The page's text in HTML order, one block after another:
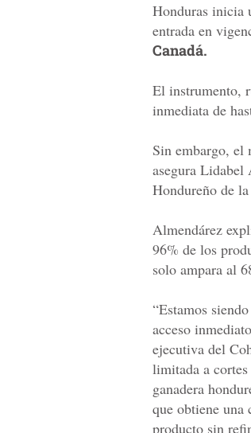
Honduras inicia
entrada en
Canadá.
El instrumento,
inmediata de
Sin embargo, el
asegura Lidabel
Hondureño de
Almendárez
96% de los
solo ampara al
“Estamos
acceso
ejecutiva del
limitada a
ganadera
que obtiene una
producto sin